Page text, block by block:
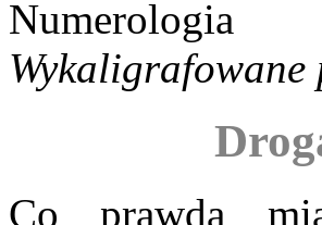
Wykaligrafowane
Co prawda